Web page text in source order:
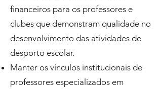
financeiros para os professores e
clubes que demonstram qualidade no
desenvolvimento das atividades de
desporto escolar.
Manter os vínculos institucionais de
professores especializados em